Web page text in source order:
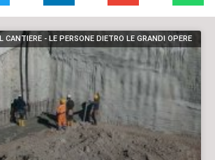
IL CANTIERE - LE PERSONE DIETRO LE GRANDI OPERE